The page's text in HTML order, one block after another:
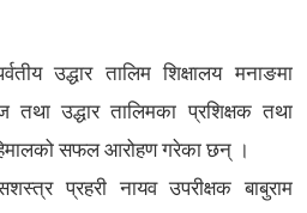
उद्धार तालिम शिक्षालय मनाङमा
उद्धार तालिमका प्रशिक्षक तथा
सफल आरोहण गरेका छन् ।
प्रहरी नायव उपरीक्षक बाबुराम